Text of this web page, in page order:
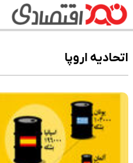
اتحادیه اروپا